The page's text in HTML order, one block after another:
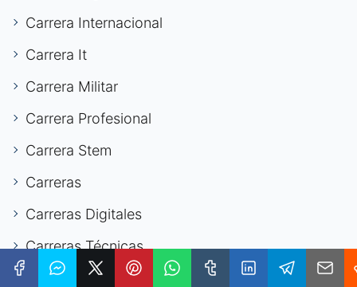
Carrera Internacional
Carrera It
Carrera Militar
Carrera Profesional
Carrera Stem
Carreras
Carreras Digitales
Carreras Técnicas
Ciberseguridad